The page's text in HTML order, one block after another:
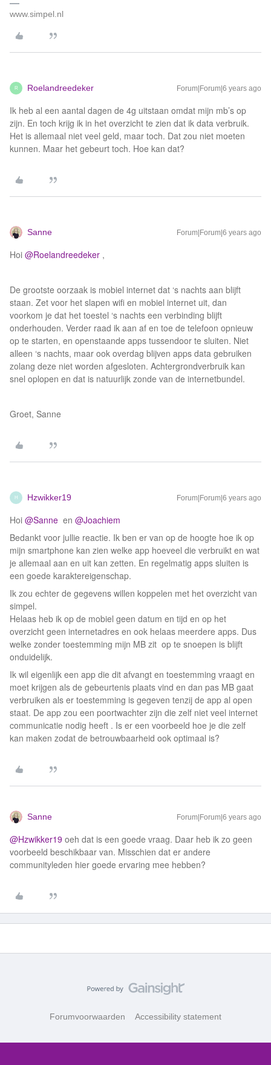
www.simpel.nl
R Roelandreedeker Forum|Forum|6 years ago
Ik heb al een aantal dagen de 4g uitstaan omdat mijn mb’s op
zijn. En toch krijg ik in het overzicht te zien dat ik data verbruik.
Het is allemaal niet veel geld, maar toch. Dat zou niet moeten
kunnen. Maar het gebeurt toch. Hoe kan dat?
Sanne Forum|Forum|6 years ago
Hoi @Roelandreedeker ,
De grootste oorzaak is mobiel internet dat ‘s nachts aan blijft
staan. Zet voor het slapen wifi en mobiel internet uit, dan
voorkom je dat het toestel ‘s nachts een verbinding blijft
onderhouden. Verder raad ik aan af en toe de telefoon opnieuw
op te starten, en openstaande apps tussendoor te sluiten. Niet
alleen ‘s nachts, maar ook overdag blijven apps data gebruiken
zolang deze niet worden afgesloten. Achtergrondverbruik kan
snel oplopen en dat is natuurlijk zonde van de internetbundel.
Groet, Sanne
H Hzwikker19 Forum|Forum|6 years ago
Hoi @Sanne en @Joachiem
Bedankt voor jullie reactie. Ik ben er van op de hoogte hoe ik op
mijn smartphone kan zien welke app hoeveel die verbruikt en wat
je allemaal aan en uit kan zetten. En regelmatig apps sluiten is
een goede karaktereigenschap.
Ik zou echter de gegevens willen koppelen met het overzicht van
simpel.
Helaas heb ik op de mobiel geen datum en tijd en op het
overzicht geen internetadres en ook helaas meerdere apps. Dus
welke zonder toestemming mijn MB zit op te snoepen is blijft
onduidelijk.
Ik wil eigenlijk een app die dit afvangt en toestemming vraagt en
moet krijgen als de gebeurtenis plaats vind en dan pas MB gaat
verbruiken als er toestemming is gegeven tenzij de app al open
staat. De app zou een poortwachter zijn die zelf niet veel internet
communicatie nodig heeft . Is er een voorbeeld hoe je die zelf
kan maken zodat de betrouwbaarheid ook optimaal is?
Sanne Forum|Forum|6 years ago
@Hzwikker19 oeh dat is een goede vraag. Daar heb ik zo geen
voorbeeld beschikbaar van. Misschien dat er andere
communityleden hier goede ervaring mee hebben?
Forumvoorwaarden Accessibility statement